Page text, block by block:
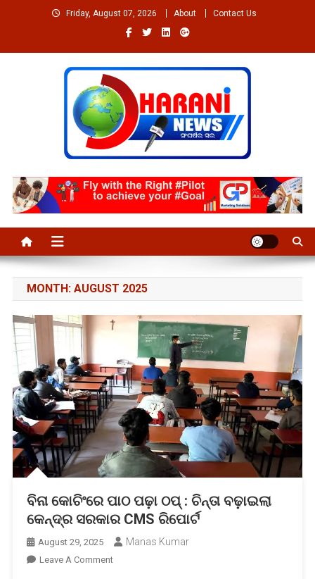
Friday, August 07, 2026 About Contact Us
Welcome to Dharaninews
MONTH: AUGUST 2025
ବିନା କୋଚିଂରେ ପାଠ ପଢ଼ା ଠପ୍ : ଚିନ୍ତା ବଢ଼ାଇଲା
କେନ୍ଦ୍ର ସରକାର CMS ରିପୋର୍ଟ
August 29, 2025 Manas Kumar
Leave A CommentOn